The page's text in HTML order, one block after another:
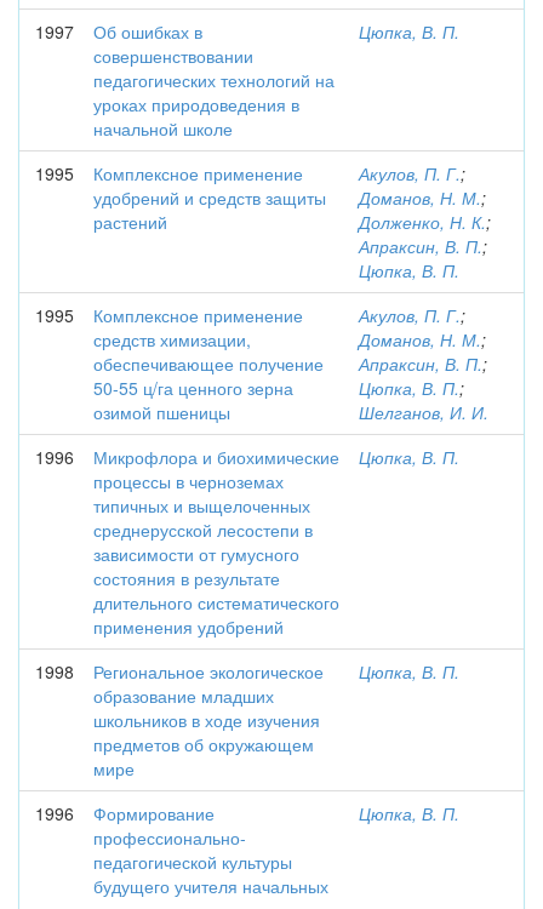
1997
Об ошибках в
совершенствовании
педагогических технологий на
уроках природоведения в
начальной школе
Цюпка, В. П.
1995
Комплексное применение
удобрений и средств защиты
растений
Акулов, П. Г.;
Доманов, Н. М.;
Долженко, Н. К.;
Апраксин, В. П.;
Цюпка, В. П.
1995
Комплексное применение
средств химизации,
обеспечивающее получение
50-55 ц/га ценного зерна
озимой пшеницы
Акулов, П. Г.;
Доманов, Н. М.;
Апраксин, В. П.;
Цюпка, В. П.;
Шелганов, И. И.
1996
Микрофлора и биохимические
процессы в черноземах
типичных и выщелоченных
среднерусской лесостепи в
зависимости от гумусного
состояния в результате
длительного систематического
применения удобрений
Цюпка, В. П.
1998
Региональное экологическое
образование младших
школьников в ходе изучения
предметов об окружающем
мире
Цюпка, В. П.
1996
Формирование
профессионально­
педагогической культуры
будущего учителя начальных
Цюпка, В. П.